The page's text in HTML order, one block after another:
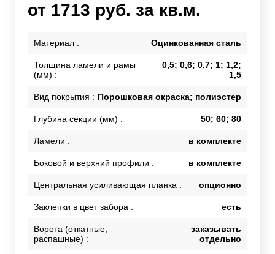
от 1713 руб. за кв.м.
Материал : Оцинкованная сталь
Толщина ламели и рамы
(мм) :
0,5; 0,6; 0,7; 1; 1,2;
1,5
Вид покрытия : Порошковая окраска; полиэстер
Глубина секции (мм) : 50; 60; 80
Ламели : в комплекте
Боковой и верхний профили : в комплекте
Центральная усиливающая планка : опционно
Заклепки в цвет забора : есть
Ворота (откатные,
распашные) :
заказывать
отдельно